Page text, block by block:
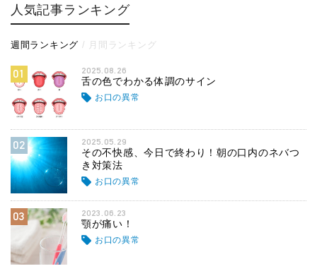
人気記事ランキング
週間ランキング 月間ランキング
01 2025.08.26
舌の色でわかる体調のサイン
お口の異常
02 2025.05.29
その不快感、今日で終わり！朝の口内のネバつ
き対策法
お口の異常
03 2023.06.23
顎が痛い！
お口の異常